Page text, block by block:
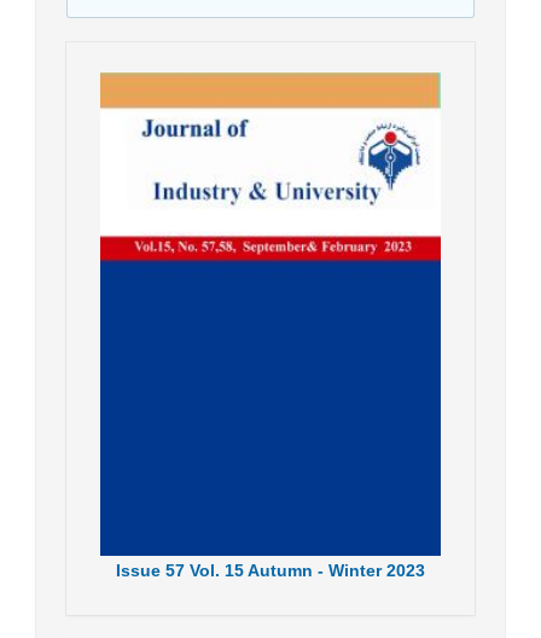
Issue 57 Vol. 15Autumn - Winter 2023